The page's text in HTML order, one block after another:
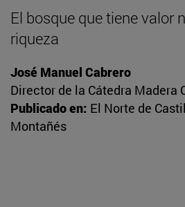
El bosque que tiene valor
riqueza
José Manuel Cabrero
Director de la Cátedra Madera
Publicado en: El Norte de
Montañés